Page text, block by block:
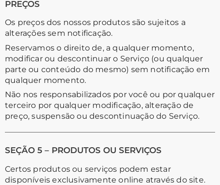
PREÇOS
Os preços dos nossos produtos são sujeitos a
alterações sem notificação.
Reservamos o direito de, a qualquer momento,
modificar ou descontinuar o Serviço (ou qualquer
parte ou conteúdo do mesmo) sem notificação em
qualquer momento.
Não nos responsabilizados por você ou por qualquer
terceiro por qualquer modificação, alteração de
preço, suspensão ou descontinuação do Serviço.
SEÇÃO 5 – PRODUTOS OU SERVIÇOS
Certos produtos ou serviços podem estar
disponíveis exclusivamente online através do site.